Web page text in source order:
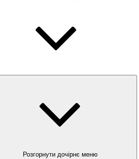
Розгорнути дочірнє меню